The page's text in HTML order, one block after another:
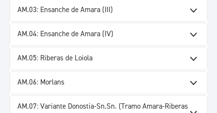
AM.03: Ensanche de Amara (III)
AM.04: Ensanche de Amara (IV)
AM.05: Riberas de Loiola
AM.06: Morlans
AM.07: Variante Donostia-Sn.Sn. (Tramo Amara-Riberas